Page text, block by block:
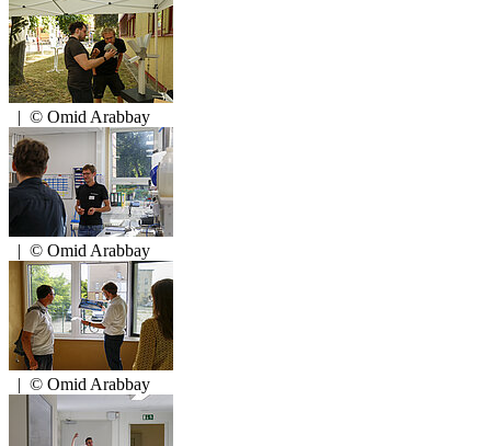
| © Omid Arabbay
| © Omid Arabbay
| © Omid Arabbay